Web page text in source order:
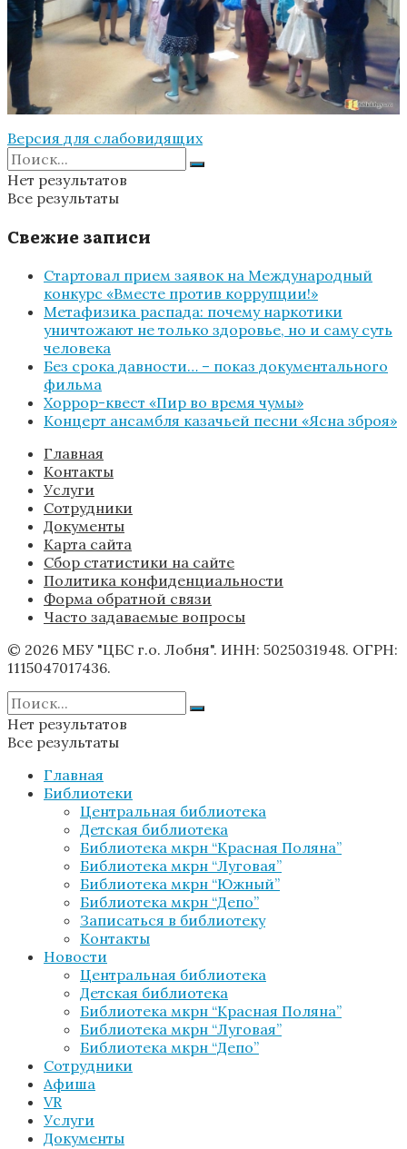
Версия для слабовидящих
Нет результатов
Все результаты
Свежие записи
Стартовал прием заявок на Международный
конкурс «Вместе против коррупции!»
Метафизика распада: почему наркотики
уничтожают не только здоровье, но и саму суть
человека
Без срока давности… – показ документального
фильма
Хоррор-квест «Пир во время чумы»
Концерт ансамбля казачьей песни «Ясна зброя»
Главная
Контакты
Услуги
Сотрудники
Документы
Карта сайта
Сбор статистики на сайте
Политика конфиденциальности
Форма обратной связи
Часто задаваемые вопросы
© 2026 МБУ "ЦБС г.о. Лобня". ИНН: 5025031948. ОГРН:
1115047017436.
Нет результатов
Все результаты
Главная
Библиотеки
Центральная библиотека
Детская библиотека
Библиотека мкрн “Красная Поляна”
Библиотека мкрн “Луговая”
Библиотека мкрн “Южный”
Библиотека мкрн “Депо”
Записаться в библиотеку
Контакты
Новости
Центральная библиотека
Детская библиотека
Библиотека мкрн “Красная Поляна”
Библиотека мкрн “Луговая”
Библиотека мкрн “Депо”
Сотрудники
Афиша
VR
Услуги
Документы